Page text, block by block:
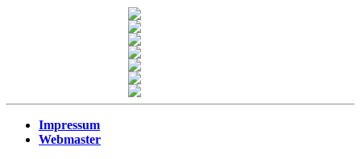
Impressum
Webmaster